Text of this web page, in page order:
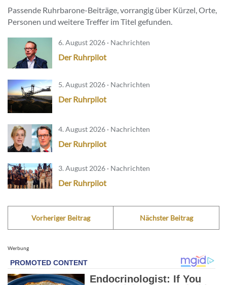
Passende Ruhrbarone-Beiträge, vorrangig über Kürzel, Orte,
Personen und weitere Treffer im Titel gefunden.
6. August 2026 · Nachrichten
Der Ruhrpilot
5. August 2026 · Nachrichten
Der Ruhrpilot
4. August 2026 · Nachrichten
Der Ruhrpilot
3. August 2026 · Nachrichten
Der Ruhrpilot
Vorheriger Beitrag Nächster Beitrag
Werbung